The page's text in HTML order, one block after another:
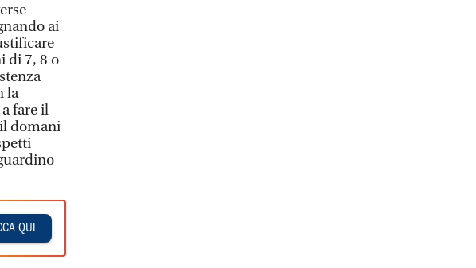
ai
di 7, 8 o
la
fare il
domani
QUI